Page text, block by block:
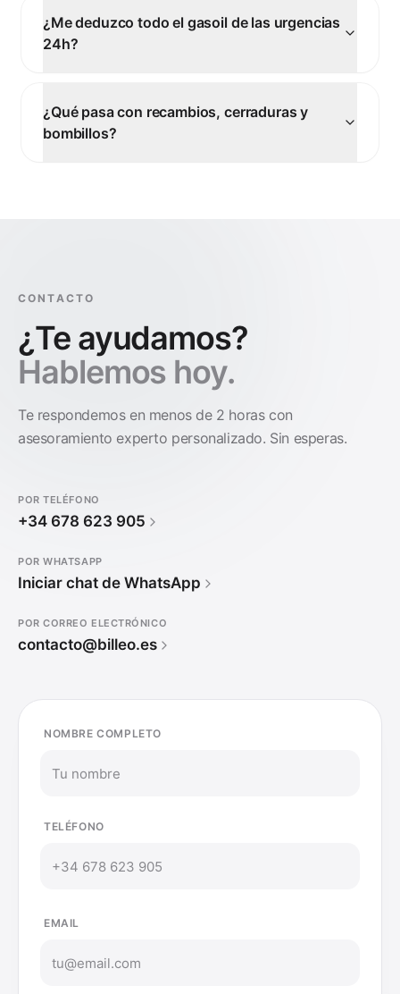
¿Me deduzco todo el gasoil de las urgencias
24h?
¿Qué pasa con recambios, cerraduras y
bombillos?
CONTACTO
¿Te ayudamos?
Hablemos hoy.
Te respondemos en menos de 2 horas con
asesoramiento experto personalizado. Sin esperas.
POR TELÉFONO
+34 678 623 905
POR WHATSAPP
Iniciar chat de WhatsApp
POR CORREO ELECTRÓNICO
contacto@billeo.es
NOMBRE COMPLETO
TELÉFONO
EMAIL